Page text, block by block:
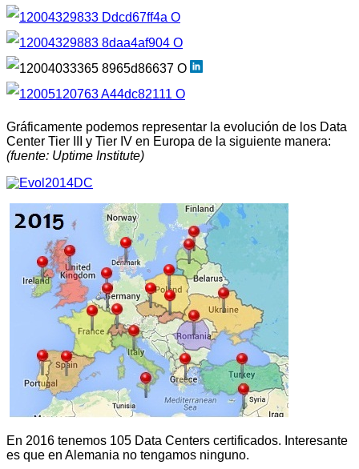
Gráficamente podemos representar la evolución de los Data
Center Tier III y Tier IV en Europa de la siguiente manera:
(fuente: Uptime Institute)
En 2016 tenemos 105 Data Centers certificados. Interesante
es que en Alemania no tengamos ninguno.